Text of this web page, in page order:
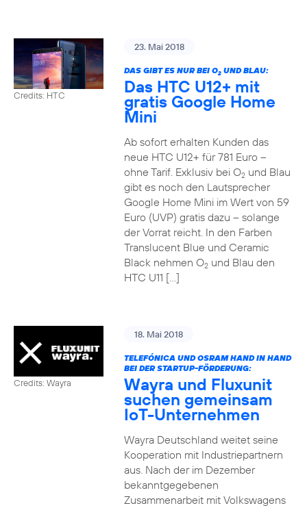
Credits: HTC
23. Mai 2018
DAS GIBT ES NUR BEI O2UND BLAU:
Das HTC U12+ mit
gratis Google Home
Mini
Ab sofort erhalten Kunden das
neue HTC U12+ für 781 Euro –
ohne Tarif. Exklusiv bei O2und Blau
gibt es noch den Lautsprecher
Google Home Mini im Wert von 59
Euro (UVP) gratis dazu – solange
der Vorrat reicht. In den Farben
Translucent Blue und Ceramic
Black nehmen O2und Blau den
HTC U11 […]
Credits: Wayra
18. Mai 2018
TELEFÓNICA UND OSRAM HAND IN HAND
BEI DER STARTUP-FÖRDERUNG:
Wayra und Fluxunit
suchen gemeinsam
IoT-Unternehmen
Wayra Deutschland weitet seine
Kooperation mit Industriepartnern
aus. Nach der im Dezember
bekanntgegebenen
Zusammenarbeit mit Volkswagens